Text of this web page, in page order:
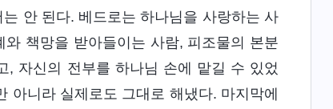
안 된다. 베드로는 하나님을 사랑하는 사
책망을 받아들이는 사람, 피조물의 본분
, 자신의 전부를 하나님 손에 맡길 수 있었
아니라 실제로도 그대로 해냈다. 마지막에